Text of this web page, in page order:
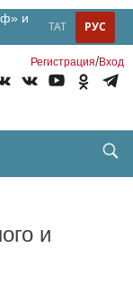
и
РУС
ТАТ
Регистрация/Вход
и